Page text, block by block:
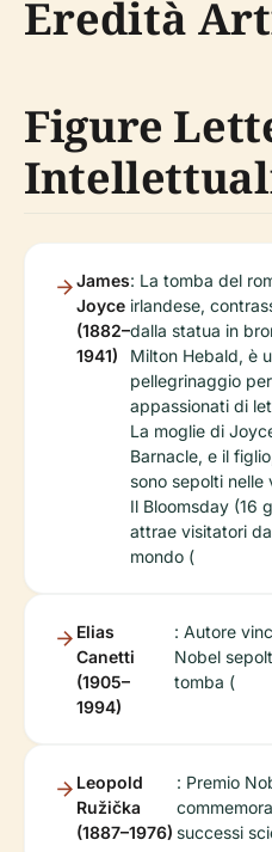
Eredità
Figure
James
Joyce
(1882–
1941)
: La tomba del
irlandese,
dalla statua in
Milton Hebald, è
pellegrinaggio
appassionati di
La moglie di
Barnacle, e il
sono sepolti nelle
Il Bloomsday (16
attrae visitatori
mondo (
Elias
Canetti
(1905–
1994)
: Autore
Nobel
tomba (
Leopold
Ružička
(1887–1976)
: Premio
successi